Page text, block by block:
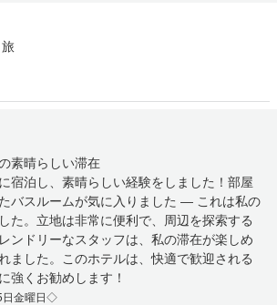
素晴らしい滞在
宿泊し、素晴らしい経験をしました！部屋
バスルームが気に入りました ― これは私の
た。立地は非常に便利で、周辺を探索する
ンドリーなスタッフは、私の滞在が楽しめ
ました。このホテルは、快適で歓迎される
強くお勧めします！
日金曜日◇